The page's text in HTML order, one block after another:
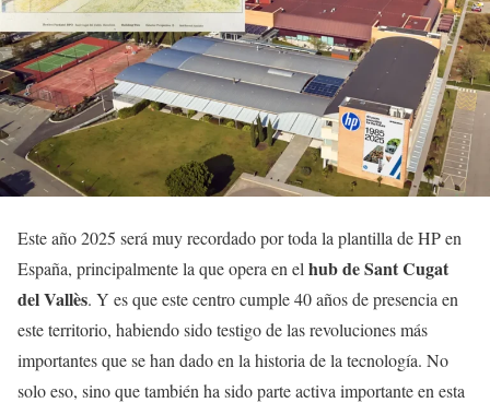
Este año 2025 será muy recordado por toda la plantilla de HP en
España, principalmente la que opera en el hub de Sant Cugat
del Vallès. Y es que este centro cumple 40 años de presencia en
este territorio, habiendo sido testigo de las revoluciones más
importantes que se han dado en la historia de la tecnología. No
solo eso, sino que también ha sido parte activa importante en esta